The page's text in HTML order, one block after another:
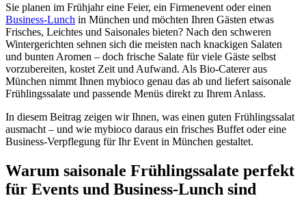
Sie planen im Frühjahr eine Feier, ein Firmenevent oder einen
Business-Lunch in München und möchten Ihren Gästen etwas
Frisches, Leichtes und Saisonales bieten? Nach den schweren
Wintergerichten sehnen sich die meisten nach knackigen Salaten
und bunten Aromen – doch frische Salate für viele Gäste selbst
vorzubereiten, kostet Zeit und Aufwand. Als Bio-Caterer aus
München nimmt Ihnen mybioco genau das ab und liefert saisonale
Frühlingssalate und passende Menüs direkt zu Ihrem Anlass.
In diesem Beitrag zeigen wir Ihnen, was einen guten Frühlingssalat
ausmacht – und wie mybioco daraus ein frisches Buffet oder eine
Business-Verpflegung für Ihr Event in München gestaltet.
Warum saisonale Frühlingssalate perfekt
für Events und Business-Lunch sind